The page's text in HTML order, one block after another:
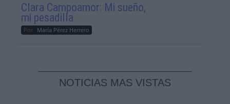
Clara Campoamor: Mi sueño,
mi pesadilla
Por María Pérez Herrero
NOTICIAS MAS VISTAS